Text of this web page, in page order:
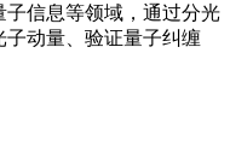
信息等领域， 通过分光
子动量、验证量子纠缠